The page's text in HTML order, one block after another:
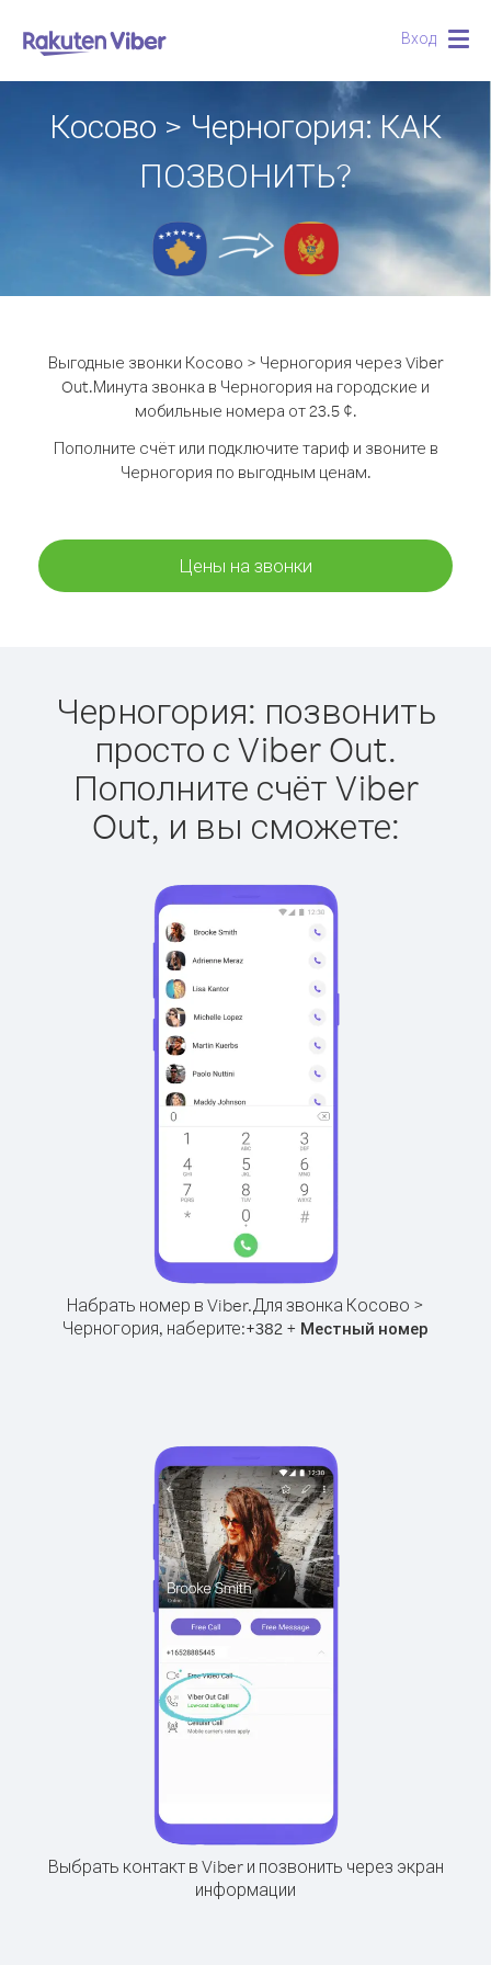
Вход
Косово > Черногория: КАК
ПОЗВОНИТЬ?
Выгодные звонки Косово > Черногория через Viber
Out.Минута звонка в Черногория на городские и
мобильные номера от 23.5 ¢.
Пополните счёт или подключите тариф и звоните в
Черногория по выгодным ценам.
Цены на звонки
Черногория: позвонить
просто с Viber Out.
Пополните счёт Viber
Out, и вы сможете:
Набрать номер в Viber.Для звонка Косово >
Черногория, наберите:+382 + Местный номер
Выбрать контакт в Viber и позвонить через экран
информации